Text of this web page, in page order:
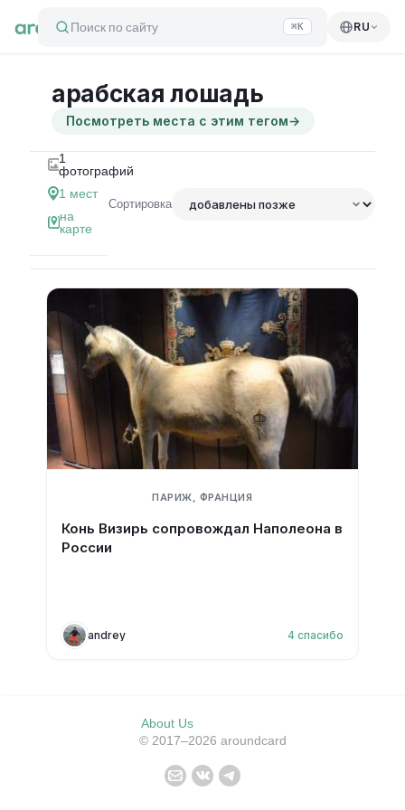
Поиск по сайту ⌘K RU
арабская лошадь
Посмотреть места с этим тегом→
1
фотографий
1 мест
на
карте
Сортировка
ПАРИЖ, ФРАНЦИЯ
Конь Визирь сопровождал Наполеона в
России
andrey 4 спасибо
About Us
© 2017–2026 aroundcard